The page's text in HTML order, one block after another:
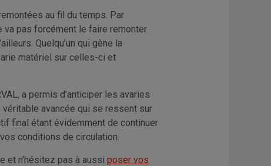
au fil du temps. Par
va pas forcément le faire remonter
Quelqu’un qui gène la
matériel sur celles-ci et
a permis d’anticiper les avaries
véritable avancée qui se ressent sur
final étant évidemment de continuer
conditions de circulation.
et n’hésitez pas à aussi poser vos